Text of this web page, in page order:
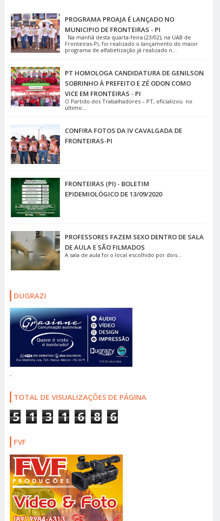
PROGRAMA PROAJA É LANÇADO NO
MUNICIPIO DE FRONTEIRAS - PI
Na manhã desta quarta-feira (23/02), na UAB de
Fronteiras-Pi, foi realizado o lançamento do maior
programa de alfabetização já realizado n...
PT HOMOLOGA CANDIDATURA DE GENILSON
SOBRINHO À PREFEITO E ZÉ ODON COMO
VICE EM FRONTEIRAS - PI
O Partido dos Trabalhadores – PT, oficializou no
último...
CONFIRA FOTOS DA IV CAVALGADA DE
FRONTEIRAS-PI
FRONTEIRAS (PI) - BOLETIM
EPIDEMIOLÓGICO DE 13/09/2020
PROFESSORES FAZEM SEXO DENTRO DE SALA
DE AULA E SÃO FILMADOS
A sala de aula foi o local escolhido por dois...
DUGRAZI
.
TOTAL DE VISUALIZAÇÕES DE PÁGINA
5 1 3 1 6 8 6
FVF